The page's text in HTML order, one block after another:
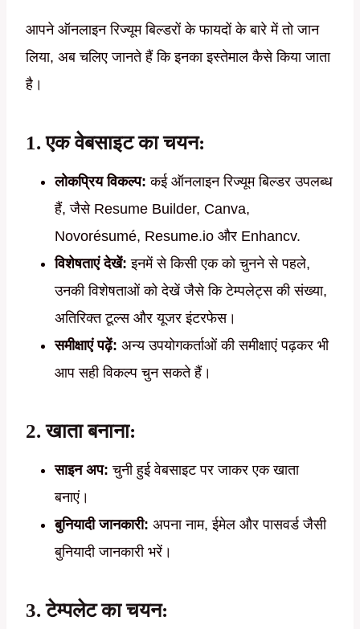
आपने ऑनलाइन रिज्यूम बिल्डरों के फायदों के बारे में तो जान
लिया, अब चलिए जानते हैं कि इनका इस्तेमाल कैसे किया जाता
है।
1. एक वेबसाइट का चयन:
लोकप्रिय विकल्प: कई ऑनलाइन रिज्यूम बिल्डर उपलब्ध
हैं, जैसे Resume Builder, Canva,
Novorésumé, Resume.io और Enhancv.
विशेषताएं देखें: इनमें से किसी एक को चुनने से पहले,
उनकी विशेषताओं को देखें जैसे कि टेम्पलेट्स की संख्या,
अतिरिक्त टूल्स और यूजर इंटरफेस।
समीक्षाएं पढ़ें: अन्य उपयोगकर्ताओं की समीक्षाएं पढ़कर भी
आप सही विकल्प चुन सकते हैं।
2. खाता बनाना:
साइन अप: चुनी हुई वेबसाइट पर जाकर एक खाता
बनाएं।
बुनियादी जानकारी: अपना नाम, ईमेल और पासवर्ड जैसी
बुनियादी जानकारी भरें।
3. टेम्पलेट का चयन: